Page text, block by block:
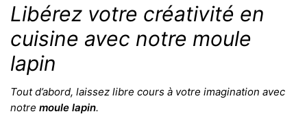
Libérez votre créativité en
cuisine avec notre moule
lapin
Tout d’abord, laissez libre cours à votre imagination avec
notre moule lapin.